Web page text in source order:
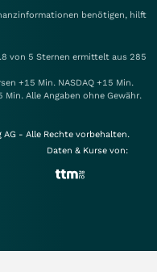
benötigen, hilft
von 5 Sternen ermittelt aus 285
+15 Min. NASDAQ +15 Min.
Min. Alle Angaben ohne Gewähr.
- Alle Rechte vorbehalten.
Daten & Kurse von: